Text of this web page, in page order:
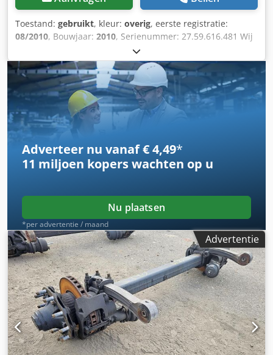
Toestand: gebruikt, kleur: overig, eerste registratie:
08/2010, Bouwjaar: 2010, Serienummer: 27.59.616.481 Wij
hebben meer dan 100 assen op voorraad. Chjdpfx Ajzr
Aybobfea Neem contact met ons op als u niet kunt vinden
wat u zoekt.
Adverteer nu vanaf € 4,49*
11 miljoen koperswachten op u
Nu plaatsen
*per advertentie / maand
Advertentie